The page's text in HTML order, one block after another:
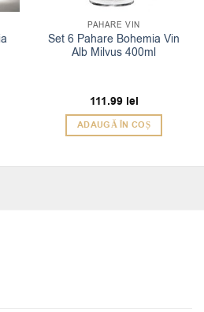
PAHARE VIN
Set 6 Pahare Bohemia Vin
Alb Milvus 400ml
111.99 lei
ADAUGĂ ÎN COȘ